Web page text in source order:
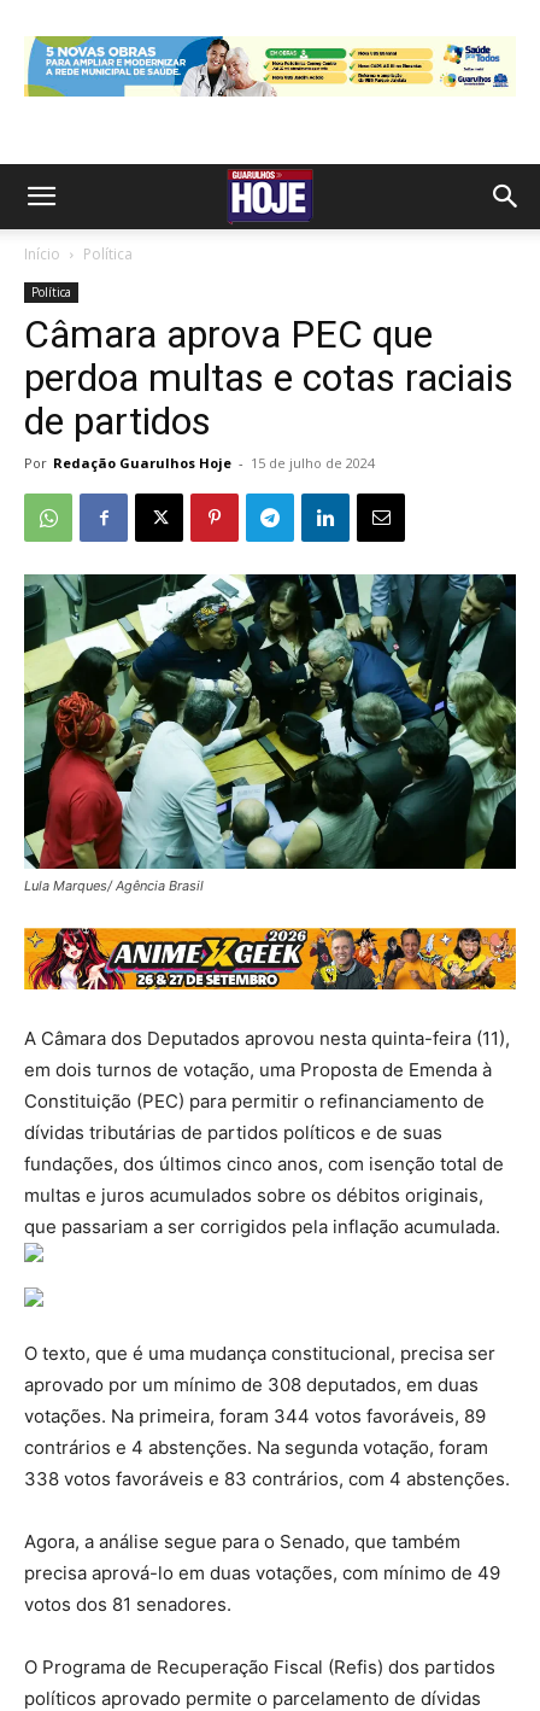
Início Política
Política
Câmara aprova PEC que
perdoa multas e cotas raciais
de partidos
Por Redação Guarulhos Hoje - 15 de julho de 2024
Lula Marques/ Agência Brasil
A Câmara dos Deputados aprovou nesta quinta-feira (11),
em dois turnos de votação, uma Proposta de Emenda à
Constituição (PEC) para permitir o refinanciamento de
dívidas tributárias de partidos políticos e de suas
fundações, dos últimos cinco anos, com isenção total de
multas e juros acumulados sobre os débitos originais,
que passariam a ser corrigidos pela inflação acumulada.
O texto, que é uma mudança constitucional, precisa ser
aprovado por um mínimo de 308 deputados, em duas
votações. Na primeira, foram 344 votos favoráveis, 89
contrários e 4 abstenções. Na segunda votação, foram
338 votos favoráveis e 83 contrários, com 4 abstenções.
Agora, a análise segue para o Senado, que também
precisa aprová-lo em duas votações, com mínimo de 49
votos dos 81 senadores.
O Programa de Recuperação Fiscal (Refis) dos partidos
políticos aprovado permite o parcelamento de dívidas